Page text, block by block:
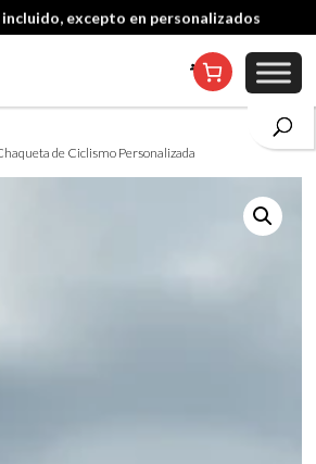
excepto en personalizados
de Ciclismo Personalizada